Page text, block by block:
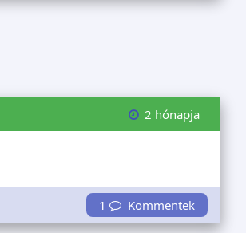
2 hónapja
1 Kommentek